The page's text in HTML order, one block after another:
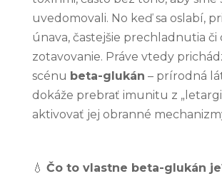
uvedomovali. No keď sa oslabí,
únava, častejšie prechladnutia či
zotavovanie. Práve vtedy
scénu beta-glukán – prírodná
dokáže prebrať imunitu z
aktivovať jej obranné
💧 Čo to vlastne beta-glukán
Tieto
cookie